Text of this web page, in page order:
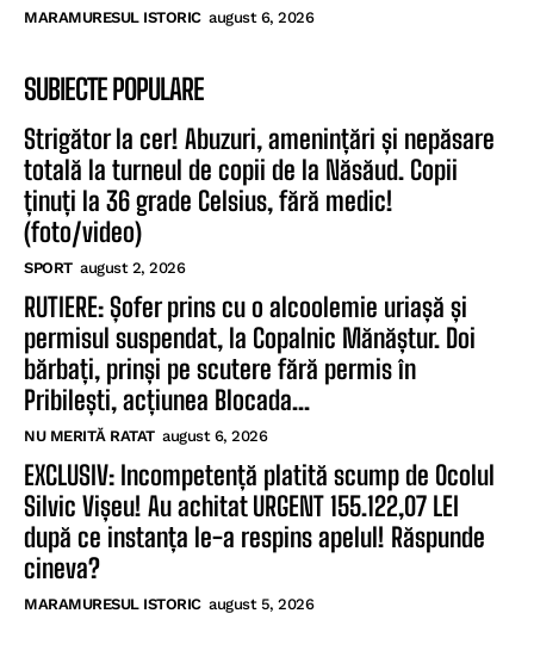
MARAMURESUL ISTORIC august 6, 2026
SUBIECTE POPULARE
Strigător la cer! Abuzuri, amenințări și nepăsare
totală la turneul de copii de la Năsăud. Copii
ținuți la 36 grade Celsius, fără medic!
(foto/video)
SPORT august 2, 2026
RUTIERE: Șofer prins cu o alcoolemie uriașă și
permisul suspendat, la Copalnic Mănăștur. Doi
bărbați, prinși pe scutere fără permis în
Pribilești, acțiunea Blocada...
NU MERITĂ RATAT august 6, 2026
EXCLUSIV: Incompetență platită scump de Ocolul
Silvic Vișeu! Au achitat URGENT 155.122,07 LEI
după ce instanța le-a respins apelul! Răspunde
cineva?
MARAMURESUL ISTORIC august 5, 2026